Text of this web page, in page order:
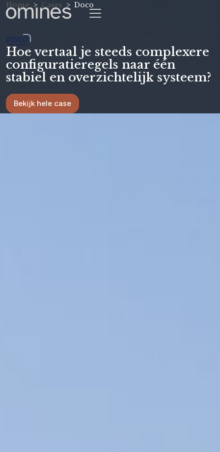
Home Cases Doco
Hoe vertaal je steeds complexere
configuratieregels naar één
stabiel en overzichtelijk systeem?
Bekijk hele case